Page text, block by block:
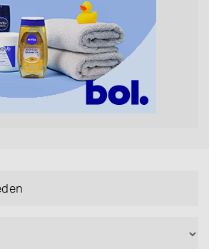
filter en u vindt
wijk (noord, oost, zuid, west
Dronten.